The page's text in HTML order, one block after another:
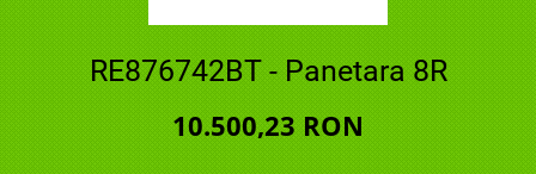
RE876742BT - Panetara 8R
10.500,23 RON